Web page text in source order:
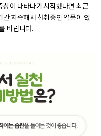
상이 나타나기 시작했다면 최근
지속해서 섭취중인 약품이 있
바랍니다.